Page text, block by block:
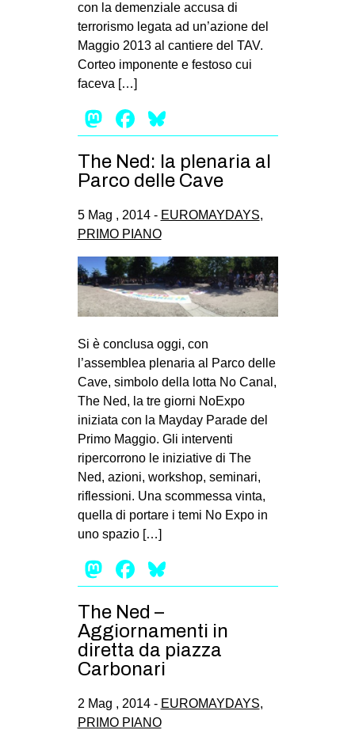
MEDIO ORIENTE
MONDO
Fb
tw
bsky
ms
SEARCH
con la demenziale accusa di
terrorismo legata ad un’azione del
Maggio 2013 al cantiere del TAV.
Corteo imponente e festoso cui
faceva […]
Mastodon
Facebook
The Ned: la plenaria al
Parco delle Cave
5 Mag , 2014 - EUROMAYDAYS,
PRIMO PIANO
Si è conclusa oggi, con
l’assemblea plenaria al Parco delle
Cave, simbolo della lotta No Canal,
The Ned, la tre giorni NoExpo
iniziata con la Mayday Parade del
Primo Maggio. Gli interventi
ripercorrono le iniziative di The
Ned, azioni, workshop, seminari,
riflessioni. Una scommessa vinta,
quella di portare i temi No Expo in
uno spazio […]
Mastodon
Facebook
The Ned –
Aggiornamenti in
diretta da piazza
Carbonari
2 Mag , 2014 - EUROMAYDAYS,
PRIMO PIANO